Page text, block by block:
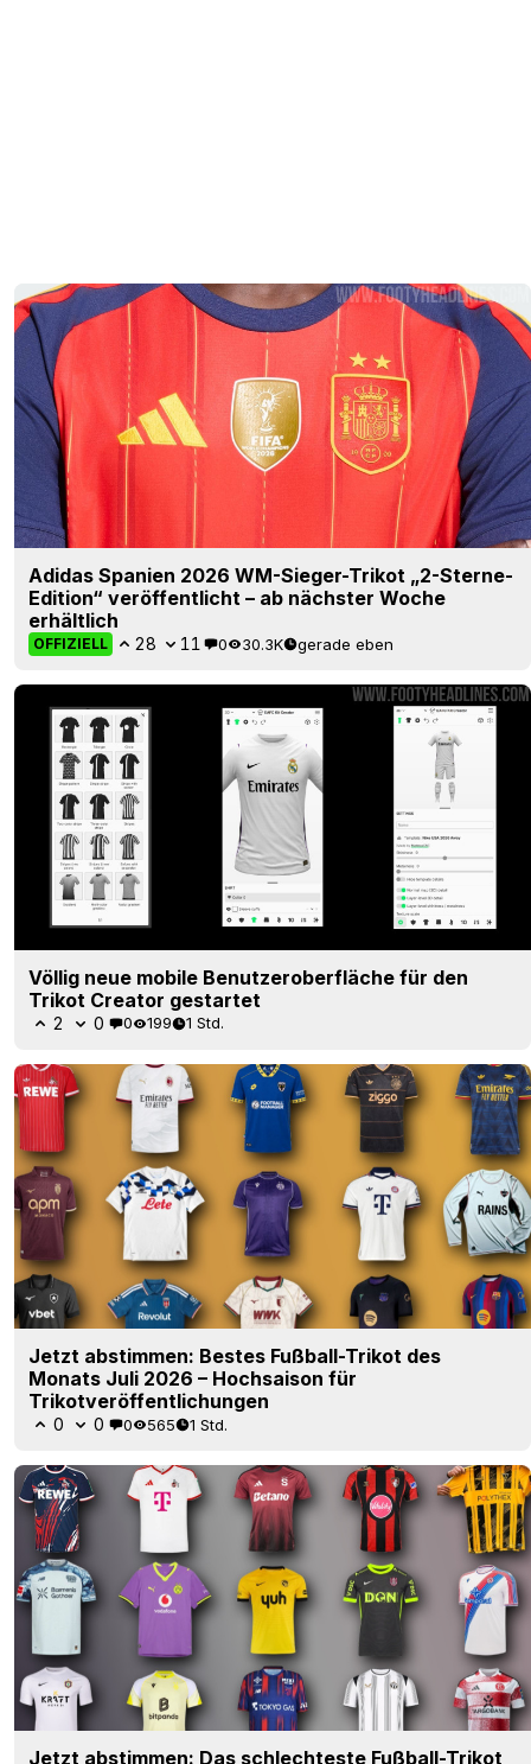
Adidas Spanien 2026 WM-Sieger-Trikot „2-Sterne-
Edition“ veröffentlicht – ab nächster Woche
erhältlich
OFFIZIELL 28 11 0 30.3K gerade eben
Völlig neue mobile Benutzeroberfläche für den
Trikot Creator gestartet
2 0 0 199 1 Std.
Jetzt abstimmen: Bestes Fußball-Trikot des
Monats Juli 2026 – Hochsaison für
Trikotveröffentlichungen
0 0 0 565 1 Std.
Jetzt abstimmen: Das schlechteste Fußball-Trikot